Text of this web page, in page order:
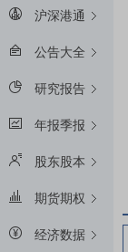
沪深港通
公告大全
研究报告
年报季报
股东股本
期货期权
经济数据